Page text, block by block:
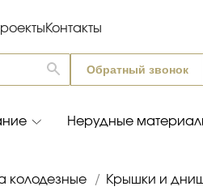
Контакты
Обратный звонок
Нерудные
колодезные / Крышки и